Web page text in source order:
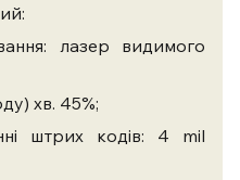
лазер видимого
хв. 45%;
штрих кодів: 4 mil